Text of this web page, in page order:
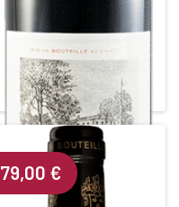
CHÂTEAU DUHART MILON
ROTHSCHILD
4ième Grand Cru Classé
Red • 2015
PAUILLAC
Alcohol content : 12,5°
79,00 €